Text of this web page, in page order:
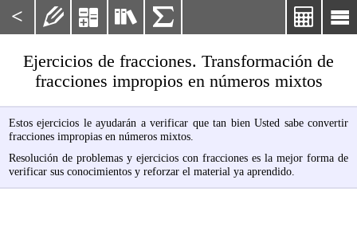
< 

   
Ejercicios de fracciones. Transformación de
fracciones impropios en números mixtos
Estos ejercicios le ayudarán a verificar que tan bien Usted sabe convertir
fracciones impropias en números mixtos.
Resolución de problemas y ejercicios con fracciones es la mejor forma de
verificar sus conocimientos y reforzar el material ya aprendido.